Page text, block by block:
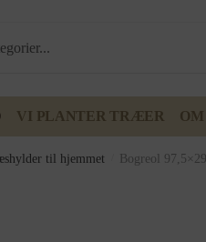
VI PLANTER TRÆER OM
til hjemmet Bogreol